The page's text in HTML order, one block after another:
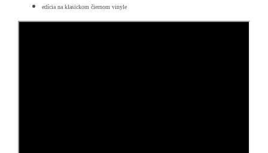
edícia na klasickom čiernom vinyle